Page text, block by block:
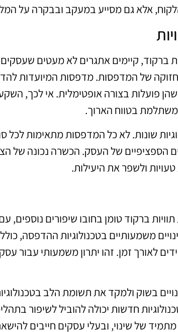
אלא גם מסייע במעקב ובבקרה על
קיימים אתגרים לא מעטים שעסקים
של המדפסות. מדפסות המיועדות
פועלות בצורה אופטימלית. אי לכך,
משתלמת בטווח הארוך.
שונות. לא כל המדפסות מתאימות לכל
הספציפיים של העסק. הכשרה נכונה של
ולשפר את היעילות.
ברקוד טומן בחובו שיפורים נוספים,
משמעותיים בטכנולוגיות ההדפסה,
לאורך זמן. זהו יתרון משמעותי עבור
בשוק ולמקד את תשומת הלב
חדשות יכולה להוביל לשיפור
של שינוי, ובעלי עסקים חייבים